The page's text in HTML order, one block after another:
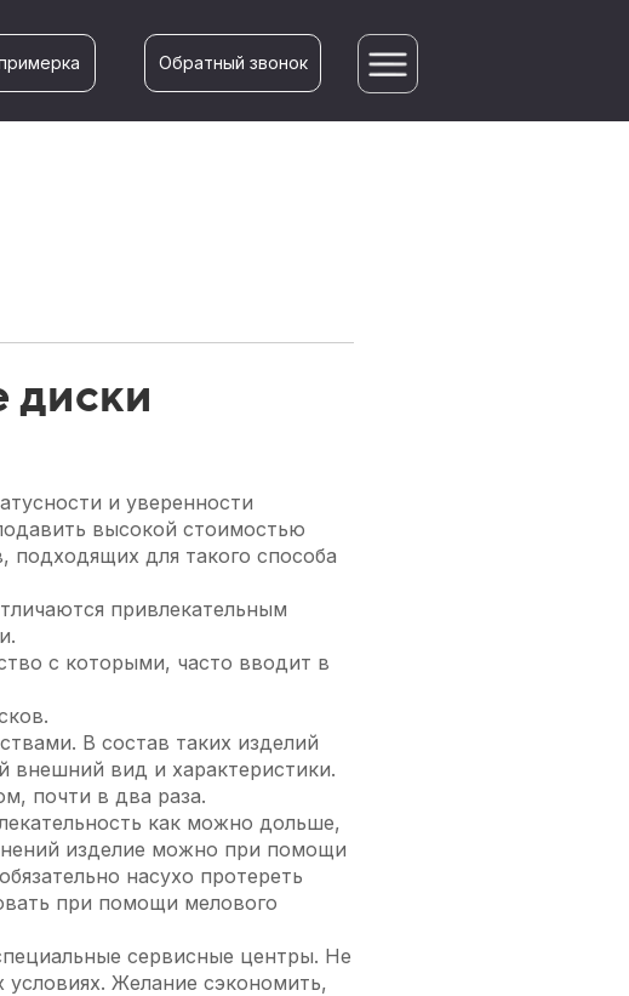
Обратный звонок
диски
и уверенности
высокой стоимостью
подходящих для такого способа
привлекательным
с которыми, часто вводит в
В состав таких изделий
внешний вид и характеристики.
почти в два раза.
как можно дольше,
изделие можно при помощи
насухо протереть
при помощи мелового
сервисные центры. Не
Желание сэкономить,